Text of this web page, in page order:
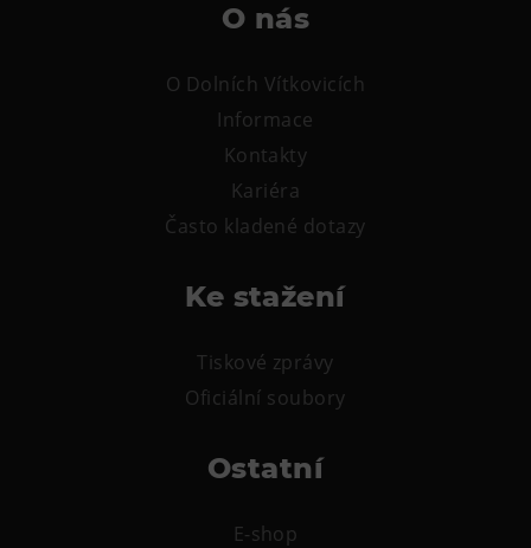
CØKAFE Dolní Vítkovice
O nás
O Dolních Vítkovicích
Informace
Kontakty
Kariéra
Často kladené dotazy
Ke stažení
Tiskové zprávy
Oficiální soubory
Ostatní
E-shop